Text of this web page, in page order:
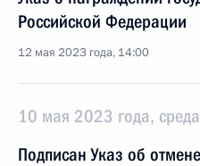
Российской Федерации
12 мая 2023 года, 14:00
10 мая 2023 года, среда
Подписан Указ об